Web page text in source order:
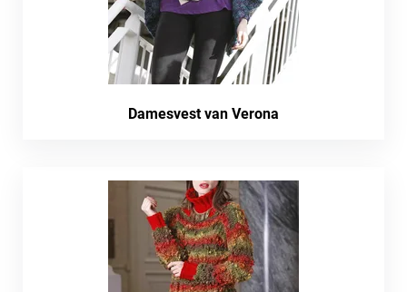
Damesvest van Verona